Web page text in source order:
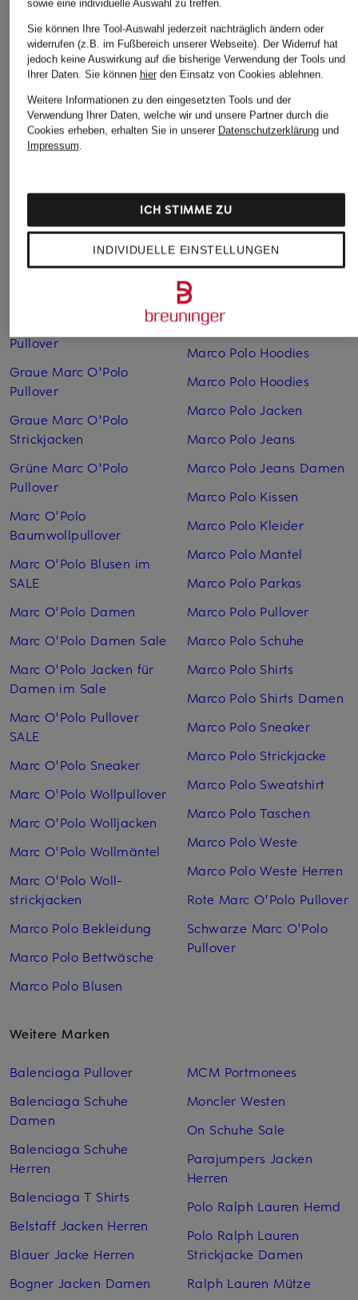
Weitere Kategorien
Beige Marc O'Polo
Pullover
Strickjacken
Blaue Marc O'Polo
Blaue Marc O'Polo
Pullover
Graue Marc O'Polo
Pullover
Graue Marc O'Polo
Strickjacken
Grüne Marc O'Polo
Pullover
Marc O'Polo
Baumwollpullover
Marc O'Polo Blusen im
SALE
Marc O'Polo Damen
Marc O'Polo Damen Sale
Marc O'Polo Jacken für
Damen im Sale
Marc O'Polo Pullover
SALE
Marc O'Polo Sneaker
Marc O'Polo Wollpullover
Marc O'Polo Woll­jacken
Marc O'Polo Woll­mäntel
Marc O'Polo Woll­
strickjacken
Marco Polo Bekleidung
Marco Polo Bettwäsche
Marco Polo Blusen
Marco Polo Boots
Marco Polo
Daunenmantel
Marco Polo Denim
Marco Polo Handtücher
Marco Polo Herren
Marco Polo Herren Jacken
Marco Polo Hoodies
Marco Polo Hoodies
Marco Polo Jacken
Marco Polo Jeans
Marco Polo Jeans Damen
Marco Polo Kissen
Marco Polo Kleider
Marco Polo Mantel
Marco Polo Parkas
Marco Polo Pullover
Marco Polo Schuhe
Marco Polo Shirts
Marco Polo Shirts Damen
Marco Polo Sneaker
Marco Polo Strickjacke
Marco Polo Sweatshirt
Marco Polo Taschen
Marco Polo Weste
Marco Polo Weste Herren
Rote Marc O'Polo Pullover
Schwarze Marc O'Polo
Pullover
Weitere Marken
Balenciaga Pullover
Balenciaga Schuhe
Damen
Balenciaga Schuhe
Herren
Balenciaga T Shirts
Belstaff Jacken Herren
Blauer Jacke Herren
Bogner Jacken Damen
MCM Portmonees
Moncler Westen
On Schuhe Sale
Parajumpers Jacken
Herren
Polo Ralph Lauren Hemd
Polo Ralph Lauren
Strickjacke Damen
Ralph Lauren Mütze
sowie eine individuelle Auswahl zu treffen.
Sie können Ihre Tool-Auswahl jederzeit nachträglich ändern oder
widerrufen (z.B. im Fußbereich unserer Webseite). Der Widerruf hat
jedoch keine Auswirkung auf die bisherige Verwendung der Tools und
Ihrer Daten. Sie können hierden Einsatz von Cookies ablehnen.
Weitere Informationen zu den eingesetzten Tools und der
Verwendung Ihrer Daten, welche wir und unsere Partner durch die
Cookies erheben, erhalten Sie in unserer Datenschutzerklärungund
Impressum.
INDIVIDUELLE EINSTELLUNGEN
ICH STIMME ZU